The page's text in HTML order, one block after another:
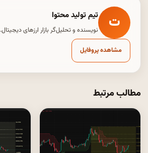
ت تیم تولید محتوا
نویسنده و تحلیل‌گر بازار ارزهای دیجیتال.
مشاهده پروفایل
مطالب مرتبط